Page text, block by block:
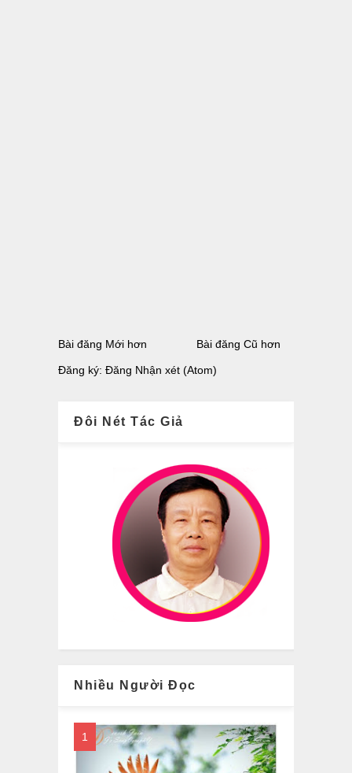
Bài đăng Mới hơn Bài đăng Cũ hơn
Đăng ký: Đăng Nhận xét (Atom)
Đôi Nét Tác Giả
Nhiều Người Đọc